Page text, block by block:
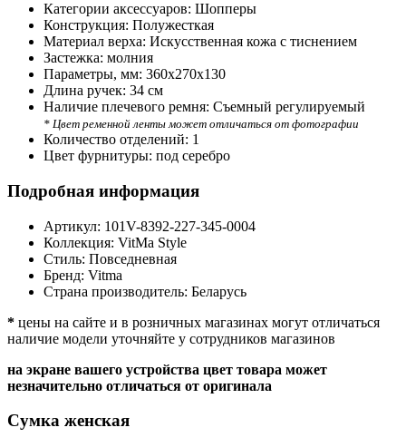
Категории аксессуаров: Шопперы
Конструкция: Полужесткая
Материал верха: Искусственная кожа с тиснением
Застежка: молния
Параметры, мм: 360х270х130
Длина ручек: 34 см
Наличие плечевого ремня: Съемный регулируемый
* Цвет ременной ленты может отличаться от фотографии
Количество отделений: 1
Цвет фурнитуры: под серебро
Подробная информация
Артикул: 101V-8392-227-345-0004
Коллекция: VitMa Style
Стиль: Повседневная
Бренд: Vitma
Страна производитель: Беларусь
* цены на сайте и в розничных магазинах могут отличаться
наличие модели уточняйте у сотрудников магазинов
на экране вашего устройства цвет товара может
незначительно отличаться от оригинала
Сумка женская